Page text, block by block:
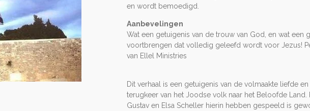
en wordt bemoedigd.
Aanbevelingen
Wat een getuigenis van de trouw van God, en wat een
voortbrengen dat volledig geleefd wordt voor Jezus!
van Ellel Ministries
Dit verhaal is een getuigenis van de volmaakte liefde
terugkeer van het Joodse volk naar het Beloofde
Gustav en Elsa Scheller hierin hebben gespeeld is